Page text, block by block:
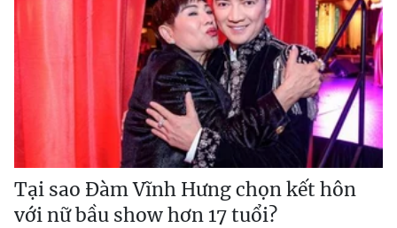
Tại sao Đàm Vĩnh Hưng chọn kết hôn
với nữ bầu show hơn 17 tuổi?